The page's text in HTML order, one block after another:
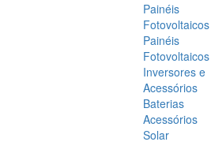
Painéis
Fotovoltaicos
Painéis
Fotovoltaicos
Inversores e
Acessórios
Baterias
Acessórios
Solar